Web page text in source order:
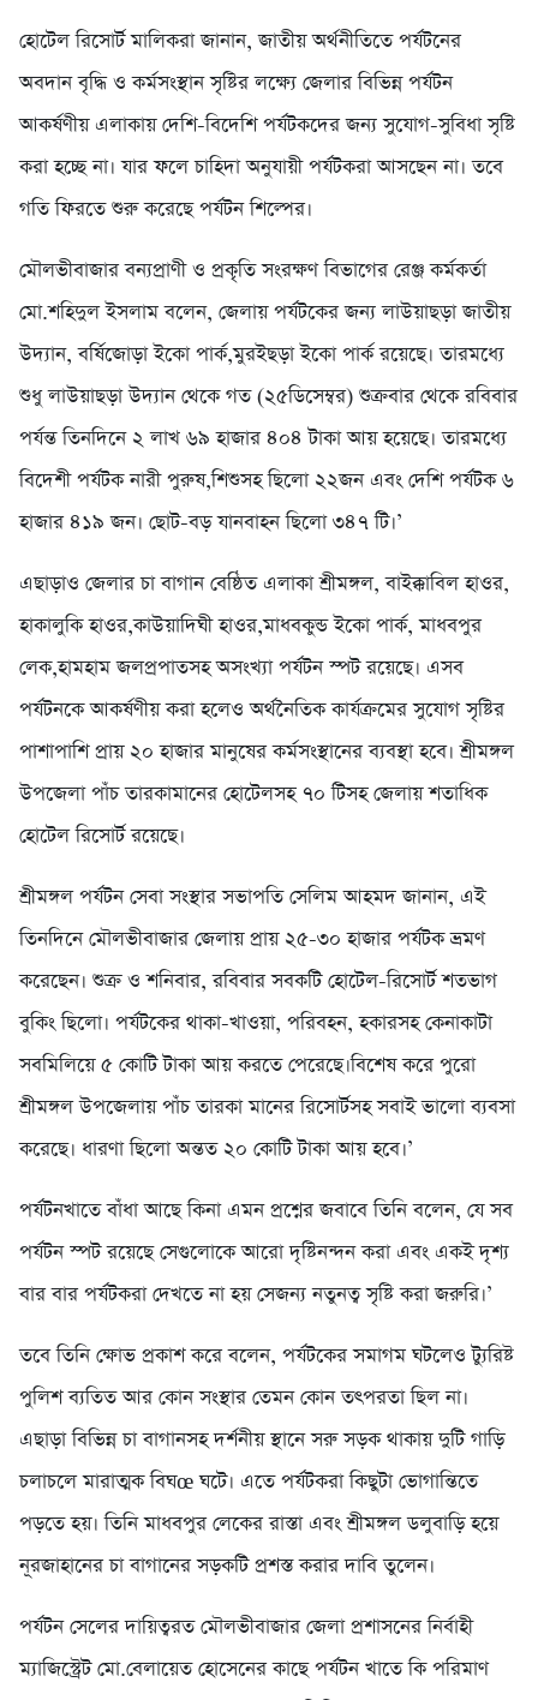
হোটেল রিসোর্ট মালিকরা জানান, জাতীয় অর্থনীতিতে পর্যটনের
অবদান বৃদ্ধি ও কর্মসংস্থান সৃষ্টির লক্ষ্যে জেলার বিভিন্ন পর্যটন
আকর্ষণীয় এলাকায় দেশি-বিদেশি পর্যটকদের জন্য সুযোগ-সুবিধা সৃষ্টি
করা হচ্ছে না। যার ফলে চাহিদা অনুযায়ী পর্যটকরা আসছেন না। তবে
গতি ফিরতে শুরু করেছে পর্যটন শিল্পের।
মৌলভীবাজার বন্যপ্রাণী ও প্রকৃতি সংরক্ষণ বিভাগের রেঞ্জ কর্মকর্তা
মো.শহিদুল ইসলাম বলেন, জেলায় পর্যটকের জন্য লাউয়াছড়া জাতীয়
উদ্যান, বর্ষিজোড়া ইকো পার্ক,মুরইছড়া ইকো পার্ক রয়েছে। তারমধ্যে
শুধু লাউয়াছড়া উদ্যান থেকে গত (২৫ডিসেম্বর) শুক্রবার থেকে রবিবার
পর্যন্ত তিনদিনে ২ লাখ ৬৯ হাজার ৪০৪ টাকা আয় হয়েছে। তারমধ্যে
বিদেশী পর্যটক নারী পুরুষ,শিশুসহ ছিলো ২২জন এবং দেশি পর্যটক ৬
হাজার ৪১৯ জন। ছোট-বড় যানবাহন ছিলো ৩৪৭ টি।’
এছাড়াও জেলার চা বাগান বেষ্ঠিত এলাকা শ্রীমঙ্গল, বাইক্কাবিল হাওর,
হাকালুকি হাওর,কাউয়াদিঘী হাওর,মাধবকুন্ড ইকো পার্ক, মাধবপুর
লেক,হামহাম জলপ্রপাতসহ অসংখ্যা পর্যটন স্পট রয়েছে। এসব
পর্যটনকে আকর্ষণীয় করা হলেও অর্থনৈতিক কার্যক্রমের সুযোগ সৃষ্টির
পাশাপাশি প্রায় ২০ হাজার মানুষের কর্মসংস্থানের ব্যবস্থা হবে। শ্রীমঙ্গল
উপজেলা পাঁচ তারকামানের হোটেলসহ ৭০ টিসহ জেলায় শতাধিক
হোটেল রিসোর্ট রয়েছে।
শ্রীমঙ্গল পর্যটন সেবা সংস্থার সভাপতি সেলিম আহমদ জানান, এই
তিনদিনে মৌলভীবাজার জেলায় প্রায় ২৫-৩০ হাজার পর্যটক ভ্রমণ
করেছেন। শুক্র ও শনিবার, রবিবার সবকটি হোটেল-রিসোর্ট শতভাগ
বুকিং ছিলো। পর্যটকের থাকা-খাওয়া, পরিবহন, হকারসহ কেনাকাটা
সবমিলিয়ে ৫ কোটি টাকা আয় করতে পেরেছে।বিশেষ করে পুরো
শ্রীমঙ্গল উপজেলায় পাঁচ তারকা মানের রিসোর্টসহ সবাই ভালো ব্যবসা
করেছে। ধারণা ছিলো অন্তত ২০ কোটি টাকা আয় হবে।’
পর্যটনখাতে বাঁধা আছে কিনা এমন প্রশ্নের জবাবে তিনি বলেন, যে সব
পর্যটন স্পট রয়েছে সেগুলোকে আরো দৃষ্টিনন্দন করা এবং একই দৃশ্য
বার বার পর্যটকরা দেখতে না হয় সেজন্য নতুনত্ব সৃষ্টি করা জরুরি।’
তবে তিনি ক্ষোভ প্রকাশ করে বলেন, পর্যটকের সমাগম ঘটলেও ট্যুরিষ্ট
পুলিশ ব্যতিত আর কোন সংস্থার তেমন কোন তৎপরতা ছিল না।
এছাড়া বিভিন্ন চা বাগানসহ দর্শনীয় স্থানে সরু সড়ক থাকায় দুটি গাড়ি
চলাচলে মারাত্মক বিঘœ ঘটে। এতে পর্যটকরা কিছুটা ভোগান্তিতে
পড়তে হয়। তিনি মাধবপুর লেকের রাস্তা এবং শ্রীমঙ্গল ডলুবাড়ি হয়ে
নূরজাহানের চা বাগানের সড়কটি প্রশস্ত করার দাবি তুলেন।
পর্যটন সেলের দায়িত্বরত মৌলভীবাজার জেলা প্রশাসনের নির্বাহী
ম্যাজিস্ট্রেট মো.বেলায়েত হোসেনের কাছে পর্যটন খাতে কি পরিমাণ